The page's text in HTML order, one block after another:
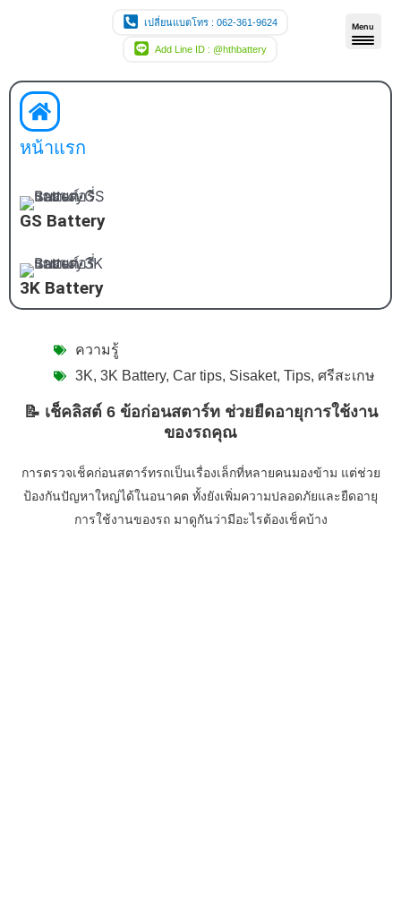
Menu
เปลี่ยนแบตโทร : 062-361-9624
Add Line ID : @hthbattery
หน้าแรก
GS Battery
3K Battery
ความรู้
3K, 3K Battery, Car tips, Sisaket, Tips, ศรีสะเกษ
📝 เช็คลิสต์ 6 ข้อก่อนสตาร์ท ช่วยยืดอายุการใช้งาน
ของรถคุณ
การตรวจเช็คก่อนสตาร์ทรถเป็นเรื่องเล็กที่หลายคนมองข้าม แต่ช่วย
ป้องกันปัญหาใหญ่ได้ในอนาคต ทั้งยังเพิ่มความปลอดภัยและยืดอายุ
การใช้งานของรถ มาดูกันว่ามีอะไรต้องเช็คบ้าง